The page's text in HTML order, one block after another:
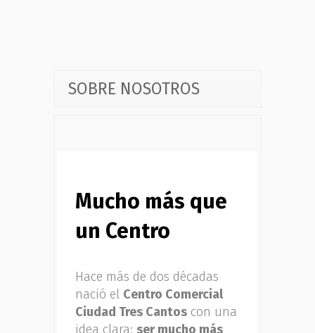
SOBRE NOSOTROS
Mucho más que
un Centro
Hace más de dos décadas
nació el Centro Comercial
Ciudad Tres Cantos con una
idea clara: ser mucho más